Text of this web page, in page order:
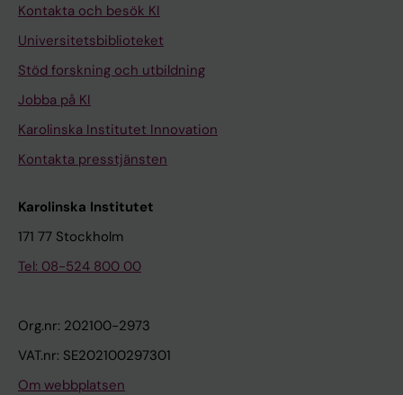
Kontakta och besök KI
Universitetsbiblioteket
Stöd forskning och utbildning
Jobba på KI
Karolinska Institutet Innovation
Kontakta presstjänsten
Karolinska Institutet
171 77 Stockholm
Tel: 08-524 800 00
Org.nr: 202100-2973
VAT.nr: SE202100297301
Om webbplatsen